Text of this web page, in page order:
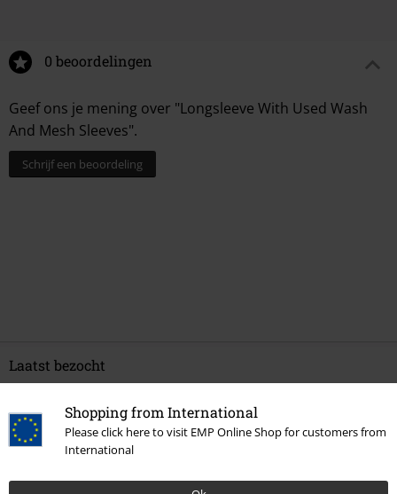
Shopping from International
Please click here to visit EMP Online Shop for customers from
International
-49%
0 beoordelingen